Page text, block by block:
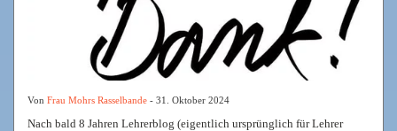
Von Frau Mohrs Rasselbande - 31. Oktober 2024
Nach bald 8 Jahren Lehrerblog (eigentlich ursprünglich für Lehrer